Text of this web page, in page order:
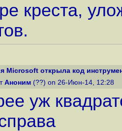
креста,
Microsoft открыла код
Аноним (??) on 26-Июн-14, 12:28
уж